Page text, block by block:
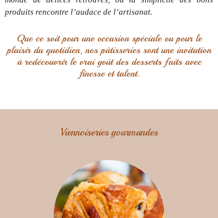
produits rencontre l’audace de l’artisanat.
Que ce soit pour une occasion spéciale ou pour le
plaisir du quotidien, nos pâtisseries sont une invitation
à redécouvrir le vrai goût des desserts faits avec
finesse et talent.
Viennoiseries gourmandes